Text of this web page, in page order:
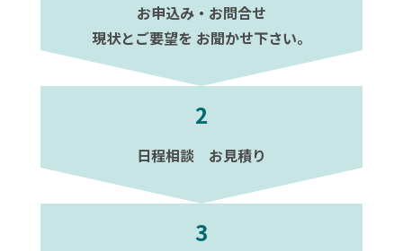
お申込み・お問合せ
現状とご要望を お聞かせ下さい。
2
日程相談 お見積り
3